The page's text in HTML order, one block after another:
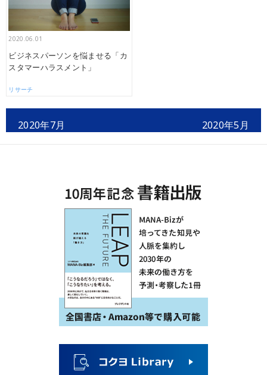
2020.06.01
ビジネスパーソンを悩ませる「カ
スタマーハラスメント」
リサーチ
2020年7月 2020年5月